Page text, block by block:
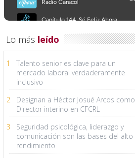
Lo más leído
1
Talento senior es clave para un
mercado laboral verdaderamente
inclusivo
2
Designan a Héctor Josué Arcos como
Director interino en CFCRL
3
Seguridad psicológica, liderazgo y
comunicación son las bases del alto
rendimiento